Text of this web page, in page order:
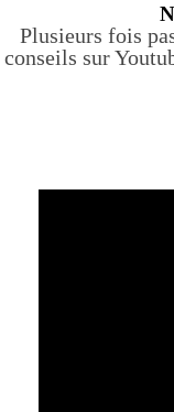
Plusieurs fois
conseils sur